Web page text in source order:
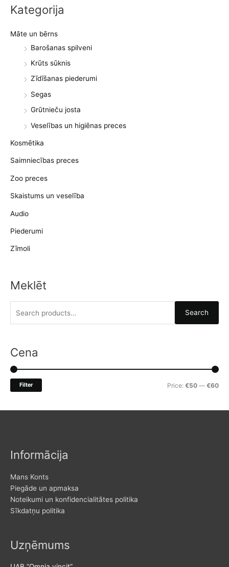
Kategorija
Māte un bērns
Barošanas spilveni
Krūts sūknis
Zīdīšanas piederumi
Segas
Grūtnieču josta
Veselības un higiēnas preces
Kosmētika
Saimniecības preces
Zoo preces
Skaistums un veselība
Audio
Piederumi
Zīmoli
Meklēt
r
h
f
Search
Cena
MM
Filter Price: €50 — €60
Informācija
Mans Konts
Piegāde un apmaksa
Noteikumi un konfidencialitātes politika
Sīkdatņu politika
Uzņēmums